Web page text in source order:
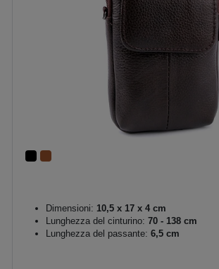
Dimensioni: 10,5 x 17 x 4 cm
Lunghezza del cinturino: 70 - 138 cm
Lunghezza del passante: 6,5 cm